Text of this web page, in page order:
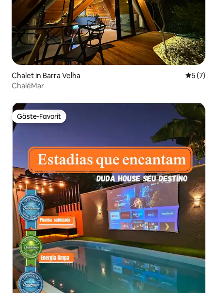
Chalet in Barra Velha
5 (7)
ChaléMar
Gäste-Favorit
Gäste-Favorit